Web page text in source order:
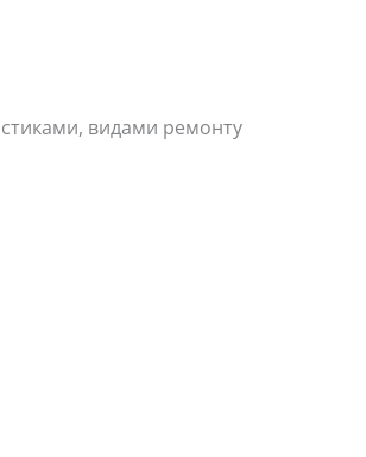
видами ремонту